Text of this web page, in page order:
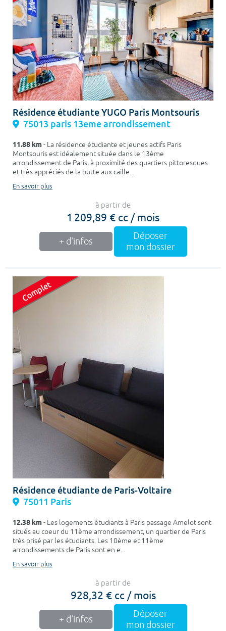
Type de location
Colocation
Votre date d'entrée
Chercher
Résidence étudiante YUGO Paris Montsouris
75013 paris 13eme arrondissement
11.88 km- La résidence étudiante et jeunes actifs Paris
Montsouris est idéalement située dans le 13ème
arrondissement de Paris, à proximité des quartiers pittoresques
et très appréciés de la butte aux caille...
En savoir plus
à partir de
1 209,89 € cc / mois
+ d'infos
Déposer
mon dossier
Résidence étudiante de Paris-Voltaire
75011 Paris
12.38 km- Les logements étudiants à Paris passage Amelot sont
situés au coeur du 11ème arrondissement, un quartier de Paris
très prisé par les étudiants. Les 10ème et 11ème
arrondissements de Paris sont en e...
En savoir plus
à partir de
928,32 € cc / mois
+ d'infos
Déposer
mon dossier